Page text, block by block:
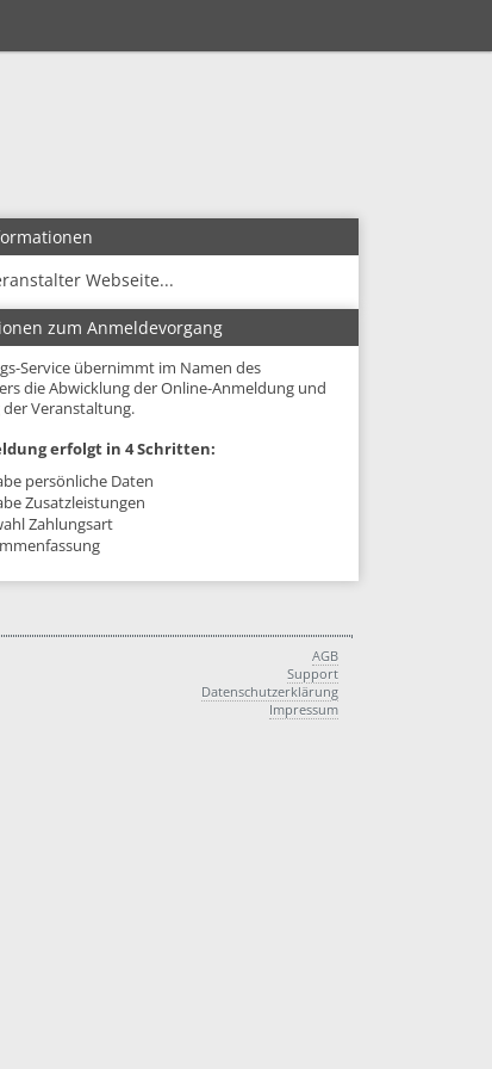
Webseite...
zum Anmeldevorgang
Service übernimmt im Namen des
die Abwicklung der Online-Anmeldung und
der Veranstaltung.
erfolgt in 4 Schritten:
persönliche Daten
Zusatzleistungen
Zahlungsart
AGB
Support
Datenschutzerklärung
Impressum